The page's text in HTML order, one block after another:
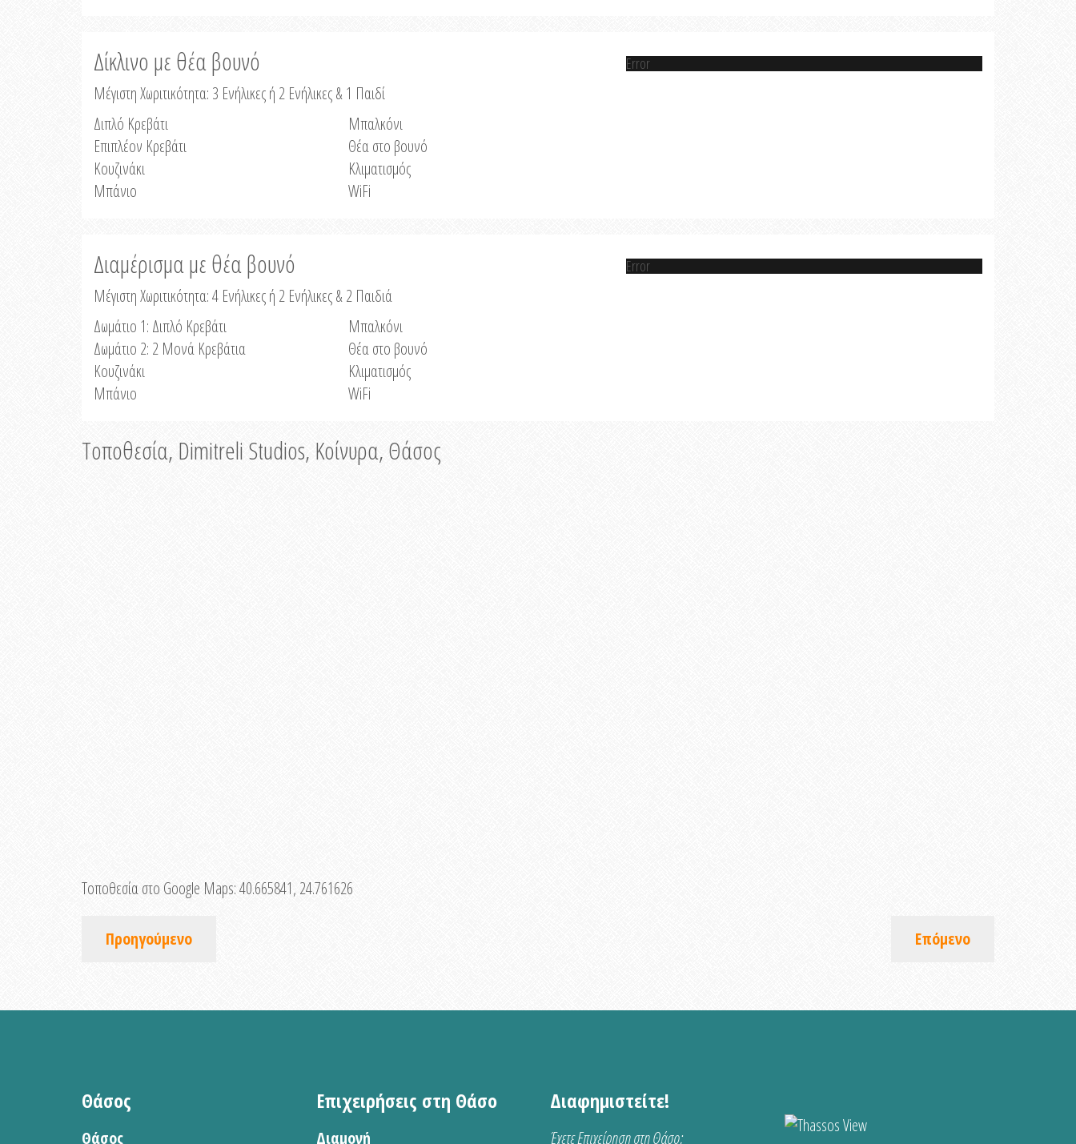
Δίκλινο με θέα βουνό
Μέγιστη Χωριτικότητα: 3 Ενήλικες ή 2 Ενήλικες & 1 Παιδί
Διπλό Κρεβάτι
Επιπλέον Κρεβάτι
Κουζινάκι
Μπάνιο
Μπαλκόνι
Θέα στο βουνό
Κλιματισμός
WiFi
Error
Διαμέρισμα με θέα βουνό
Μέγιστη Χωριτικότητα: 4 Ενήλικες ή 2 Ενήλικες & 2 Παιδιά
Δωμάτιο 1: Διπλό Κρεβάτι
Δωμάτιο 2: 2 Μονά Κρεβάτια
Κουζινάκι
Μπάνιο
Μπαλκόνι
Θέα στο βουνό
Κλιματισμός
WiFi
Error
Τοποθεσία, Dimitreli Studios, Κοίνυρα, Θάσος
Τοποθεσία στο Google Maps:40.665841, 24.761626
Προηγούμενο Επόμενο
Θάσος
Θάσος
Επιχειρήσεις στη Θάσο
Διαμονή
Διαφημιστείτε!
Έχετε Επιχείρηση στη Θάσο;